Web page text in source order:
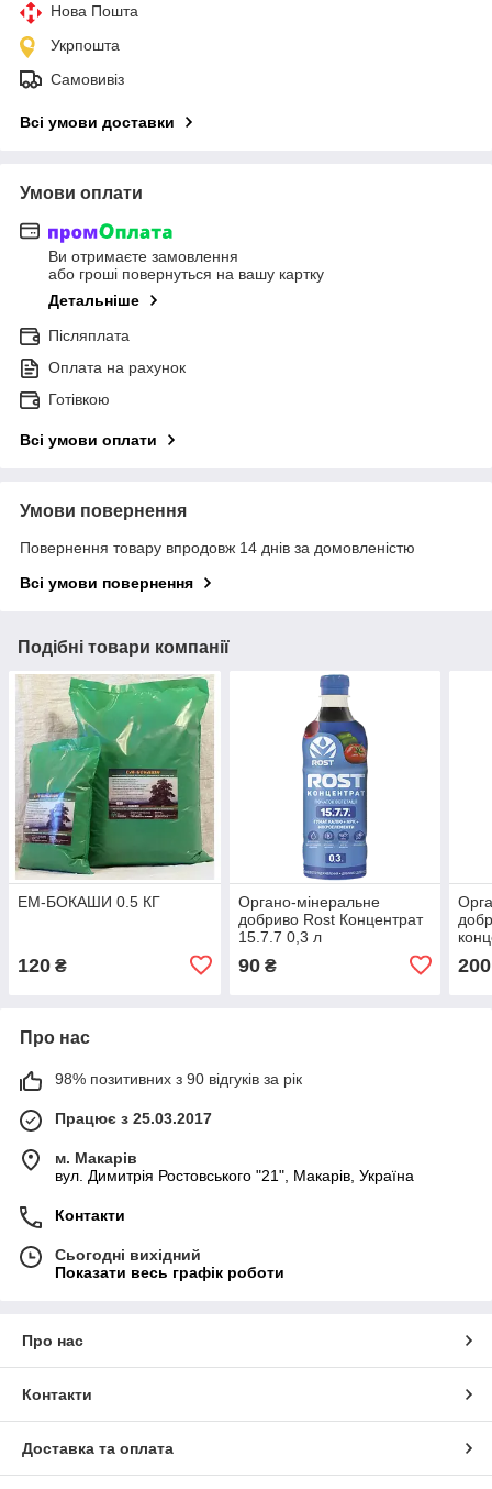
Нова Пошта
Укрпошта
Самовивіз
Всі умови доставки
Умови оплати
Ви отримаєте замовлення
або гроші повернуться на вашу картку
Детальніше
Післяплата
Оплата на рахунок
Готівкою
Всі умови оплати
Умови повернення
Повернення товару впродовж 14 днів за домовленістю
Всі умови повернення
Подібні товари компанії
ЕМ-БОКАШИ 0.5 КГ
120 ₴
Органо-мінеральне
добриво Rost Концентрат
15.7.7 0,3 л
90₴ 200
Про нас
98% позитивних з 90 відгуків за рік
Працює з 25.03.2017
м. Макарів
вул. Димитрія Ростовського "21", Макарів, Україна
Контакти
Сьогодні вихідний
Показати весь графік роботи
Про нас
Контакти
Доставка та оплата